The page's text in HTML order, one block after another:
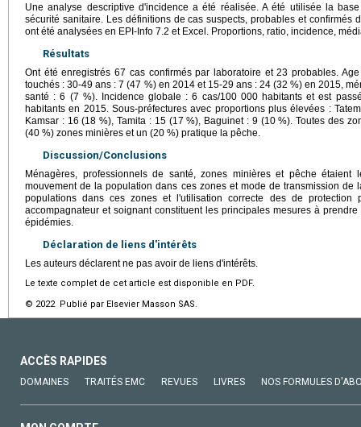
Une analyse descriptive d'incidence a été réalisée. A été utilisée la
sécurité sanitaire. Les définitions de cas suspects, probables et confirmés
ont été analysées en EPI-Info 7.2 et Excel. Proportions, ratio, incidence,
Résultats
Ont été enregistrés 67 cas confirmés par laboratoire et 23 probables.
touchés : 30-49 ans : 7 (47 %) en 2014 et 15-29 ans : 24 (32 %) en 2015,
santé : 6 (7 %). Incidence globale : 6 cas/100 000 habitants et est
habitants en 2015. Sous-préfectures avec proportions plus élevées :
Kamsar : 16 (18 %), Tamita : 15 (17 %), Baguinet : 9 (10 %). Toutes des
(40 %) zones minières et un (20 %) pratique la pêche.
Discussion/Conclusions
Ménagères, professionnels de santé, zones minières et pêche étaient
mouvement de la population dans ces zones et mode de transmission de
populations dans ces zones et l'utilisation correcte des de protection
accompagnateur et soignant constituent les principales mesures à
épidémies.
Déclaration de liens d'intérêts
Les auteurs déclarent ne pas avoir de liens d'intérêts.
Le texte complet de cet article est disponible en PDF.
© 2022 Publié par Elsevier Masson SAS.
ACCÈS RAPIDES
DOMAINES TRAITÉS EMC REVUES LIVRES NOS FORMULES